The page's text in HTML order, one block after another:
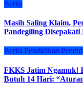
Berita
Masih Saling Klaim,
Pandegiling
Berita Pendidikan
FKKS Jatim Ngamuk!
Butuh 14 Hari: